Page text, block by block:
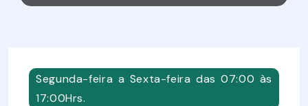
Segunda-feira a Sexta-feira das 07:00 às
17:00Hrs.